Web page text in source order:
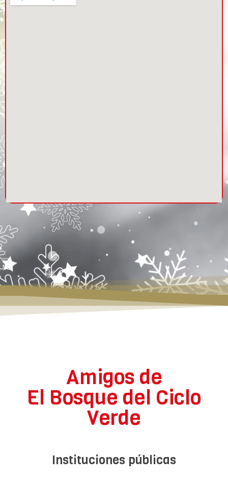
Amigos de
El Bosque del Ciclo
Verde
Instituciones públicas